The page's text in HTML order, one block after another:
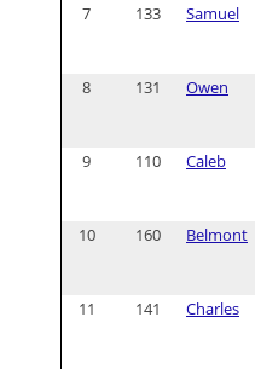
7 133 Samuel
8 131 Owen
9 110 Caleb
10 160 Belmont
11 141 Charles